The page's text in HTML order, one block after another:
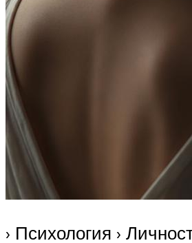
› Психология ›